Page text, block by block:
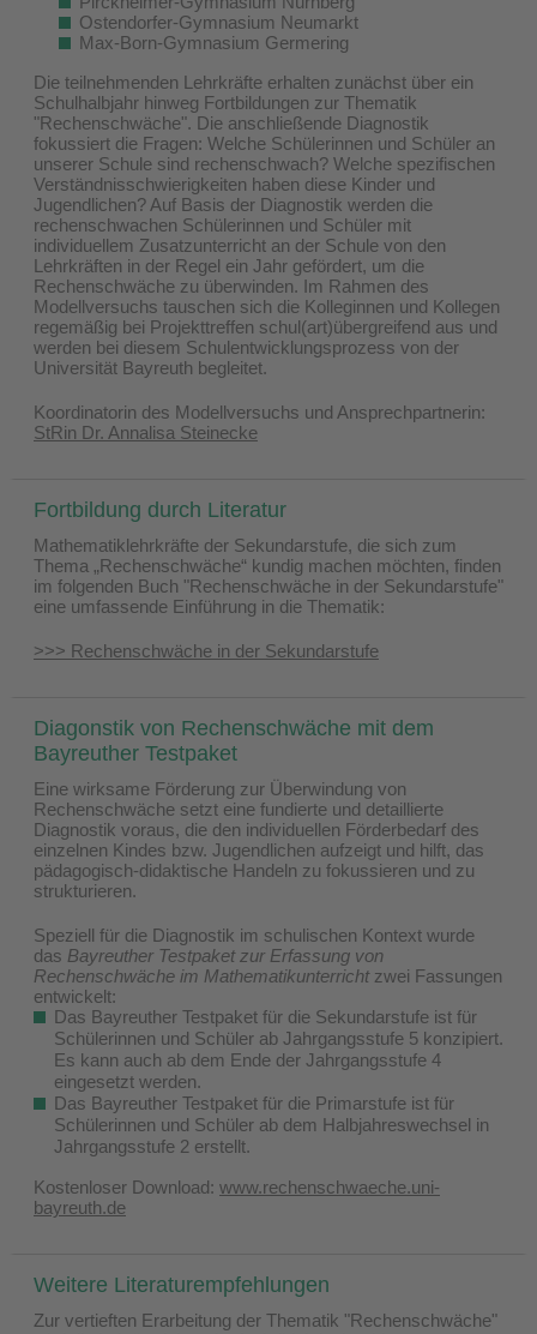
Ostendorfer-Gymnasium Neumarkt
Max-Born-Gymnasium Germering
Die teilnehmenden Lehrkräfte erhalten zunächst über ein
Schulhalbjahr hinweg Fortbildungen zur Thematik
"Rechenschwäche". Die anschließende Diagnostik
fokussiert die Fragen: Welche Schülerinnen und Schüler an
unserer Schule sind rechenschwach? Welche spezifischen
Verständnisschwierigkeiten haben diese Kinder und
Jugendlichen? Auf Basis der Diagnostik werden die
rechenschwachen Schülerinnen und Schüler mit
individuellem Zusatzunterricht an der Schule von den
Lehrkräften in der Regel ein Jahr gefördert, um die
Rechenschwäche zu überwinden. Im Rahmen des
Modellversuchs tauschen sich die Kolleginnen und Kollegen
regemäßig bei Projekttreffen schul(art)übergreifend aus und
werden bei diesem Schulentwicklungsprozess von der
Universität Bayreuth begleitet.
Koordinatorin des Modellversuchs und Ansprechpartnerin:
StRin Dr. Annalisa Steinecke
Fortbildung durch Literatur
Mathematiklehrkräfte der Sekundarstufe, die sich zum
Thema „Rechenschwäche“ kundig machen möchten, finden
im folgenden Buch "Rechenschwäche in der Sekundarstufe"
eine umfassende Einführung in die Thematik:
>>> Rechenschwäche in der Sekundarstufe
Diagonstik von Rechenschwäche mit dem
Bayreuther Testpaket
Eine wirksame Förderung zur Überwindung von
Rechenschwäche setzt eine fundierte und detaillierte
Diagnostik voraus, die den individuellen Förderbedarf des
einzelnen Kindes bzw. Jugendlichen aufzeigt und hilft, das
pädagogisch-didaktische Handeln zu fokussieren und zu
strukturieren.
Speziell für die Diagnostik im schulischen Kontext wurde
das Bayreuther Testpaket zur Erfassung von
Rechenschwäche im Mathematikunterrichtzwei Fassungen
entwickelt:
Das Bayreuther Testpaket für die Sekundarstufe ist für
Schülerinnen und Schüler ab Jahrgangsstufe 5 konzipiert.
Es kann auch ab dem Ende der Jahrgangsstufe 4
eingesetzt werden.
Das Bayreuther Testpaket für die Primarstufe ist für
Schülerinnen und Schüler ab dem Halbjahreswechsel in
Jahrgangsstufe 2 erstellt.
Kostenloser Download: www.rechenschwaeche.uni-
bayreuth.de
Weitere Literaturempfehlungen
Zur vertieften Erarbeitung der Thematik "Rechenschwäche"